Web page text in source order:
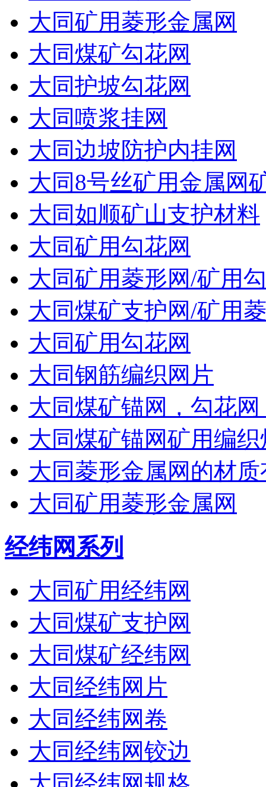
大同矿用菱形金属网
大同煤矿勾花网
大同护坡勾花网
大同喷浆挂网
大同边坡防护内挂网
大同8号丝矿用金属网
大同如顺矿山支护材料
大同矿用勾花网
大同矿用菱形网/矿用
大同煤矿支护网/矿用
大同矿用勾花网
大同钢筋编织网片
大同煤矿锚网，勾花
大同煤矿锚网矿用编
大同菱形金属网的材质
大同矿用菱形金属网
经纬网系列
大同矿用经纬网
大同煤矿支护网
大同煤矿经纬网
大同经纬网片
大同经纬网卷
大同经纬网铰边